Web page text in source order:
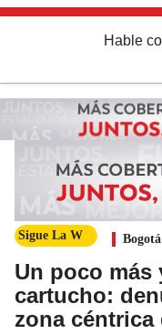
Hable
Sigue La W Bogotá
Un poco más
cartucho:
zona céntrica